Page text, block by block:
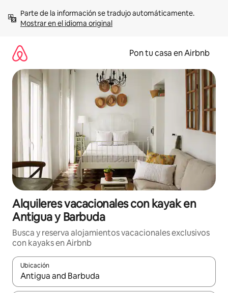
contenidoMostrar en el idioma original
Pon tu casa en Airbnb
Alquileres vacacionales con kayak en
Antigua y Barbuda
Busca y reserva alojamientos vacacionales exclusivos
con kayaks en Airbnb
Ubicación
Cuando los resultados estén disponibles, navega con las